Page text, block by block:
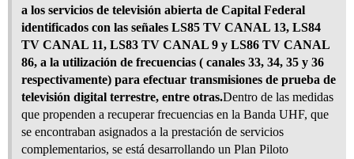
a los servicios de televisión abierta de Capital Federal
identificados con las señales LS85 TV CANAL 13, LS84
TV CANAL 11, LS83 TV CANAL 9 y LS86 TV CANAL
86, a la utilización de frecuencias ( canales 33, 34, 35 y 36
respectivamente) para efectuar transmisiones de prueba de
televisión digital terrestre, entre otras.Dentro de las medidas
que propenden a recuperar frecuencias en la Banda UHF, que
se encontraban asignados a la prestación de servicios
complementarios, se está desarrollando un Plan Piloto